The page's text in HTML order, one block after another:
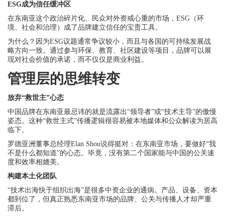
ESG成为信任缓冲区
在东南亚这个政治碎片化、民众对外资戒心重的市场，ESG（环
境、社会和治理）成了品牌建立信任的宝贵工具。
为什么？因为ESG议题通常争议较小，而且与各国的可持续发展战
略方向一致。通过参与环保、教育、社区建设等项目，品牌可以展
现对社会价值的承诺，而不仅仅是商业利益。
管理层的思维转变
放弃“救世主”心态
中国品牌在东南亚最忌讳的就是流露出“领导者”或“技术主导”的傲慢
姿态。这种“救世主式”传播逻辑很容易被本地媒体和公众解读为居高
临下。
罗德亚洲董事总经理Elan Shou说得挺对：在东南亚市场，要做好“我
不是什么都知道”的心态。毕竟，没有第二个国家能与中国的公关速
度和效率相媲美。
构建本土化团队
“技术出海快于组织出海”是很多中资企业的通病。产品、设备、资本
都到位了，但真正熟悉东南亚市场的品牌、公关与传播人才却严重
滞后。